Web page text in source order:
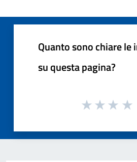
Quanto sono chiare
su questa pagina?